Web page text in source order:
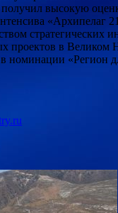
получил высокую
«Архипелаг
стратегических
проектов в Великом
номинации «Регион